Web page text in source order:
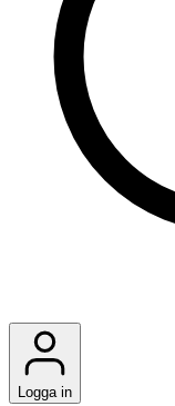
Logga in